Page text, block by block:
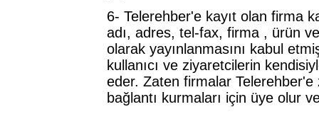
6- Telerehber'e kayıt olan firma
adı, adres, tel-fax, firma , ürün
olarak yayınlanmasını kabul
kullanıcı ve ziyaretcilerin
eder. Zaten firmalar Telerehber'e
bağlantı kurmaları için üye olur